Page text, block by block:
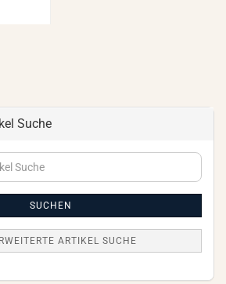
Suche
SUCHEN
ARTIKEL SUCHE